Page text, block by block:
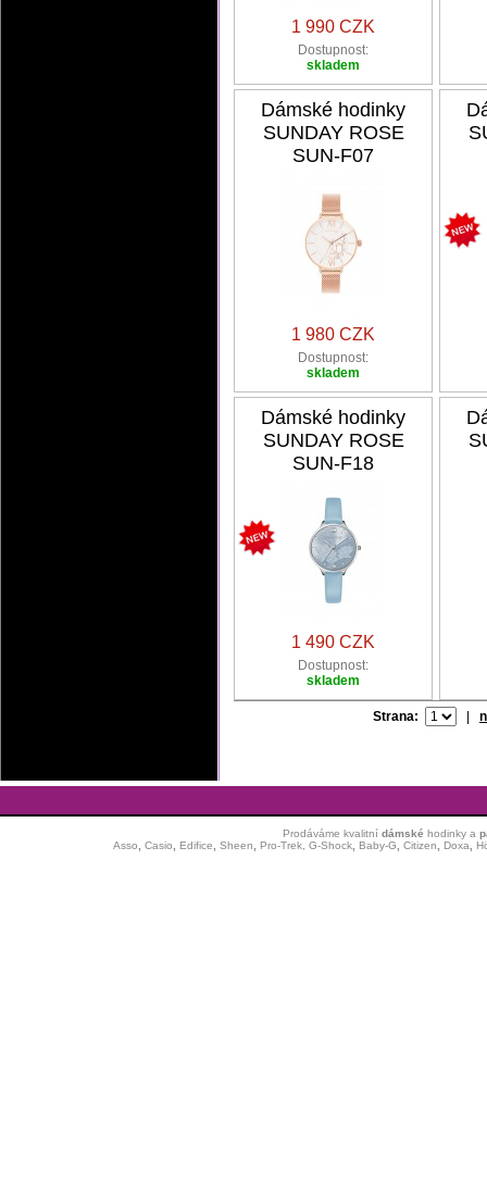
1 990 CZK
Dostupnost:
skladem
Dámské hodinky
SUNDAY ROSE
SUN-F07
1 980 CZK
Dostupnost:
skladem
Dámské hodinky
SUNDAY ROSE
SUN-F18
1 490 CZK
Dostupnost:
skladem
Strana:
Prodáváme kvalitní dámské hodinkya
Asso
Casio Edifice Sheen Pro-Trek, G-Shock, Baby-G Citizen Doxa